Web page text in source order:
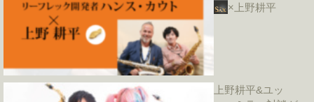
×上野耕平
上野耕平&ユッ